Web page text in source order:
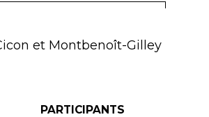
et Montbenoît-Gilley
PARTICIPANTS